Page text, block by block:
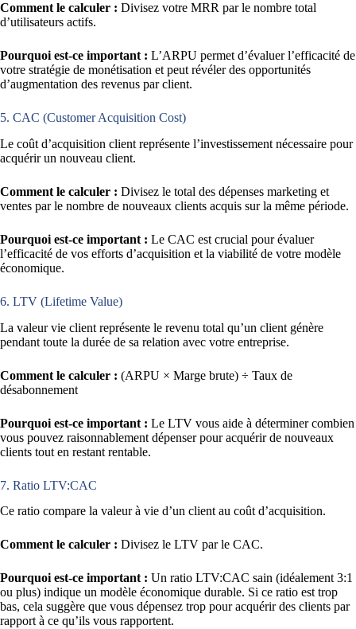
Comment le calculer : Divisez votre MRR par le nombre total
d’utilisateurs actifs.
Pourquoi est-ce important : L’ARPU permet d’évaluer l’efficacité de
votre stratégie de monétisation et peut révéler des opportunités
d’augmentation des revenus par client.
5. CAC (Customer Acquisition Cost)
Le coût d’acquisition client représente l’investissement nécessaire pour
acquérir un nouveau client.
Comment le calculer : Divisez le total des dépenses marketing et
ventes par le nombre de nouveaux clients acquis sur la même période.
Pourquoi est-ce important : Le CAC est crucial pour évaluer
l’efficacité de vos efforts d’acquisition et la viabilité de votre modèle
économique.
6. LTV (Lifetime Value)
La valeur vie client représente le revenu total qu’un client génère
pendant toute la durée de sa relation avec votre entreprise.
Comment le calculer : (ARPU × Marge brute) ÷ Taux de
désabonnement
Pourquoi est-ce important : Le LTV vous aide à déterminer combien
vous pouvez raisonnablement dépenser pour acquérir de nouveaux
clients tout en restant rentable.
7. Ratio LTV:CAC
Ce ratio compare la valeur à vie d’un client au coût d’acquisition.
Comment le calculer : Divisez le LTV par le CAC.
Pourquoi est-ce important : Un ratio LTV:CAC sain (idéalement 3:1
ou plus) indique un modèle économique durable. Si ce ratio est trop
bas, cela suggère que vous dépensez trop pour acquérir des clients par
rapport à ce qu’ils vous rapportent.